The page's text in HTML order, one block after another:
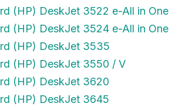
(HP) DeskJet 3522 e-All in One
(HP) DeskJet 3524 e-All in One
(HP) DeskJet 3535
(HP) DeskJet 3550 / V
(HP) DeskJet 3620
(HP) DeskJet 3645